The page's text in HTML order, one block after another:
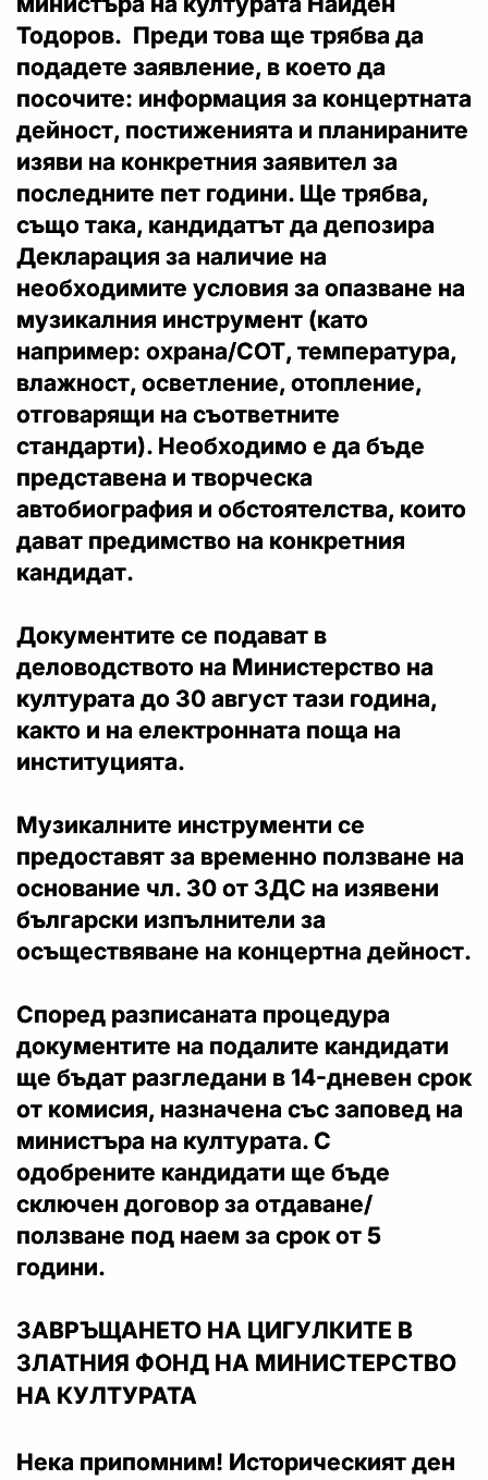
Тодоров. Преди това ще трябва да
подадете заявление, в което да
посочите: информация за концертната
дейност, постиженията и планираните
изяви на конкретния заявител за
последните пет години. Ще трябва,
също така, кандидатът да депозира
Декларация за наличие на
необходимите условия за опазване на
музикалния инструмент (като
например: охрана/СОТ, температура,
влажност, осветление, отопление,
отговарящи на съответните
стандарти). Необходимо е да бъде
представена и творческа
автобиография и обстоятелства, които
дават предимство на конкретния
кандидат.
Документите се подават в
деловодството на Министерство на
културата до 30 август тази година,
както и на електронната поща на
институцията.
Музикалните инструменти се
предоставят за временно ползване на
основание чл. 30 от ЗДС на изявени
български изпълнители за
осъществяване на концертна дейност.
Според разписаната процедура
документите на подалите кандидати
ще бъдат разгледани в 14-дневен срок
от комисия, назначена със заповед на
министъра на културата. С
одобрените кандидати ще бъде
сключен договор за отдаване/
ползване под наем за срок от 5
години.
ЗАВРЪЩАНЕТО НА ЦИГУЛКИТЕ В
ЗЛАТНИЯ ФОНД НА МИНИСТЕРСТВО
НА КУЛТУРАТА
Нека припомним! Историческият ден